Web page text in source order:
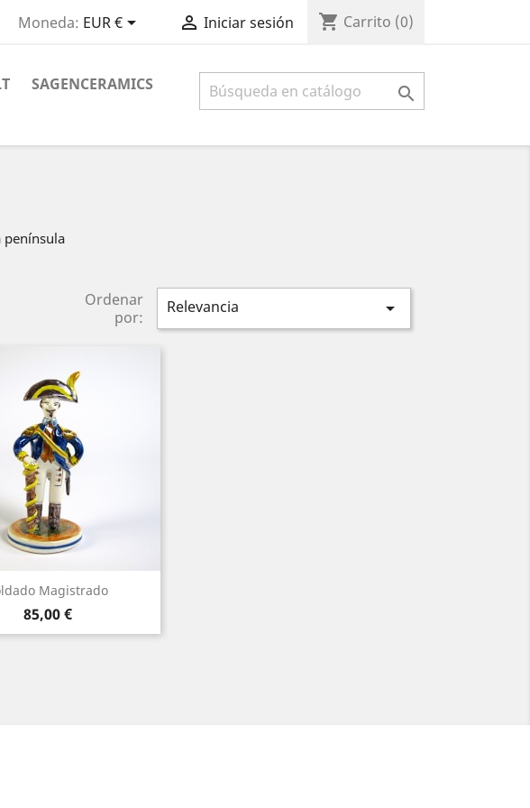
Moneda: EUR €  Iniciar sesión shopping_cart Carrito (0)
SAGENCERAMICS 
península
Ordenar
por:
Relevancia 
Magistrado
Precio
85,00 €